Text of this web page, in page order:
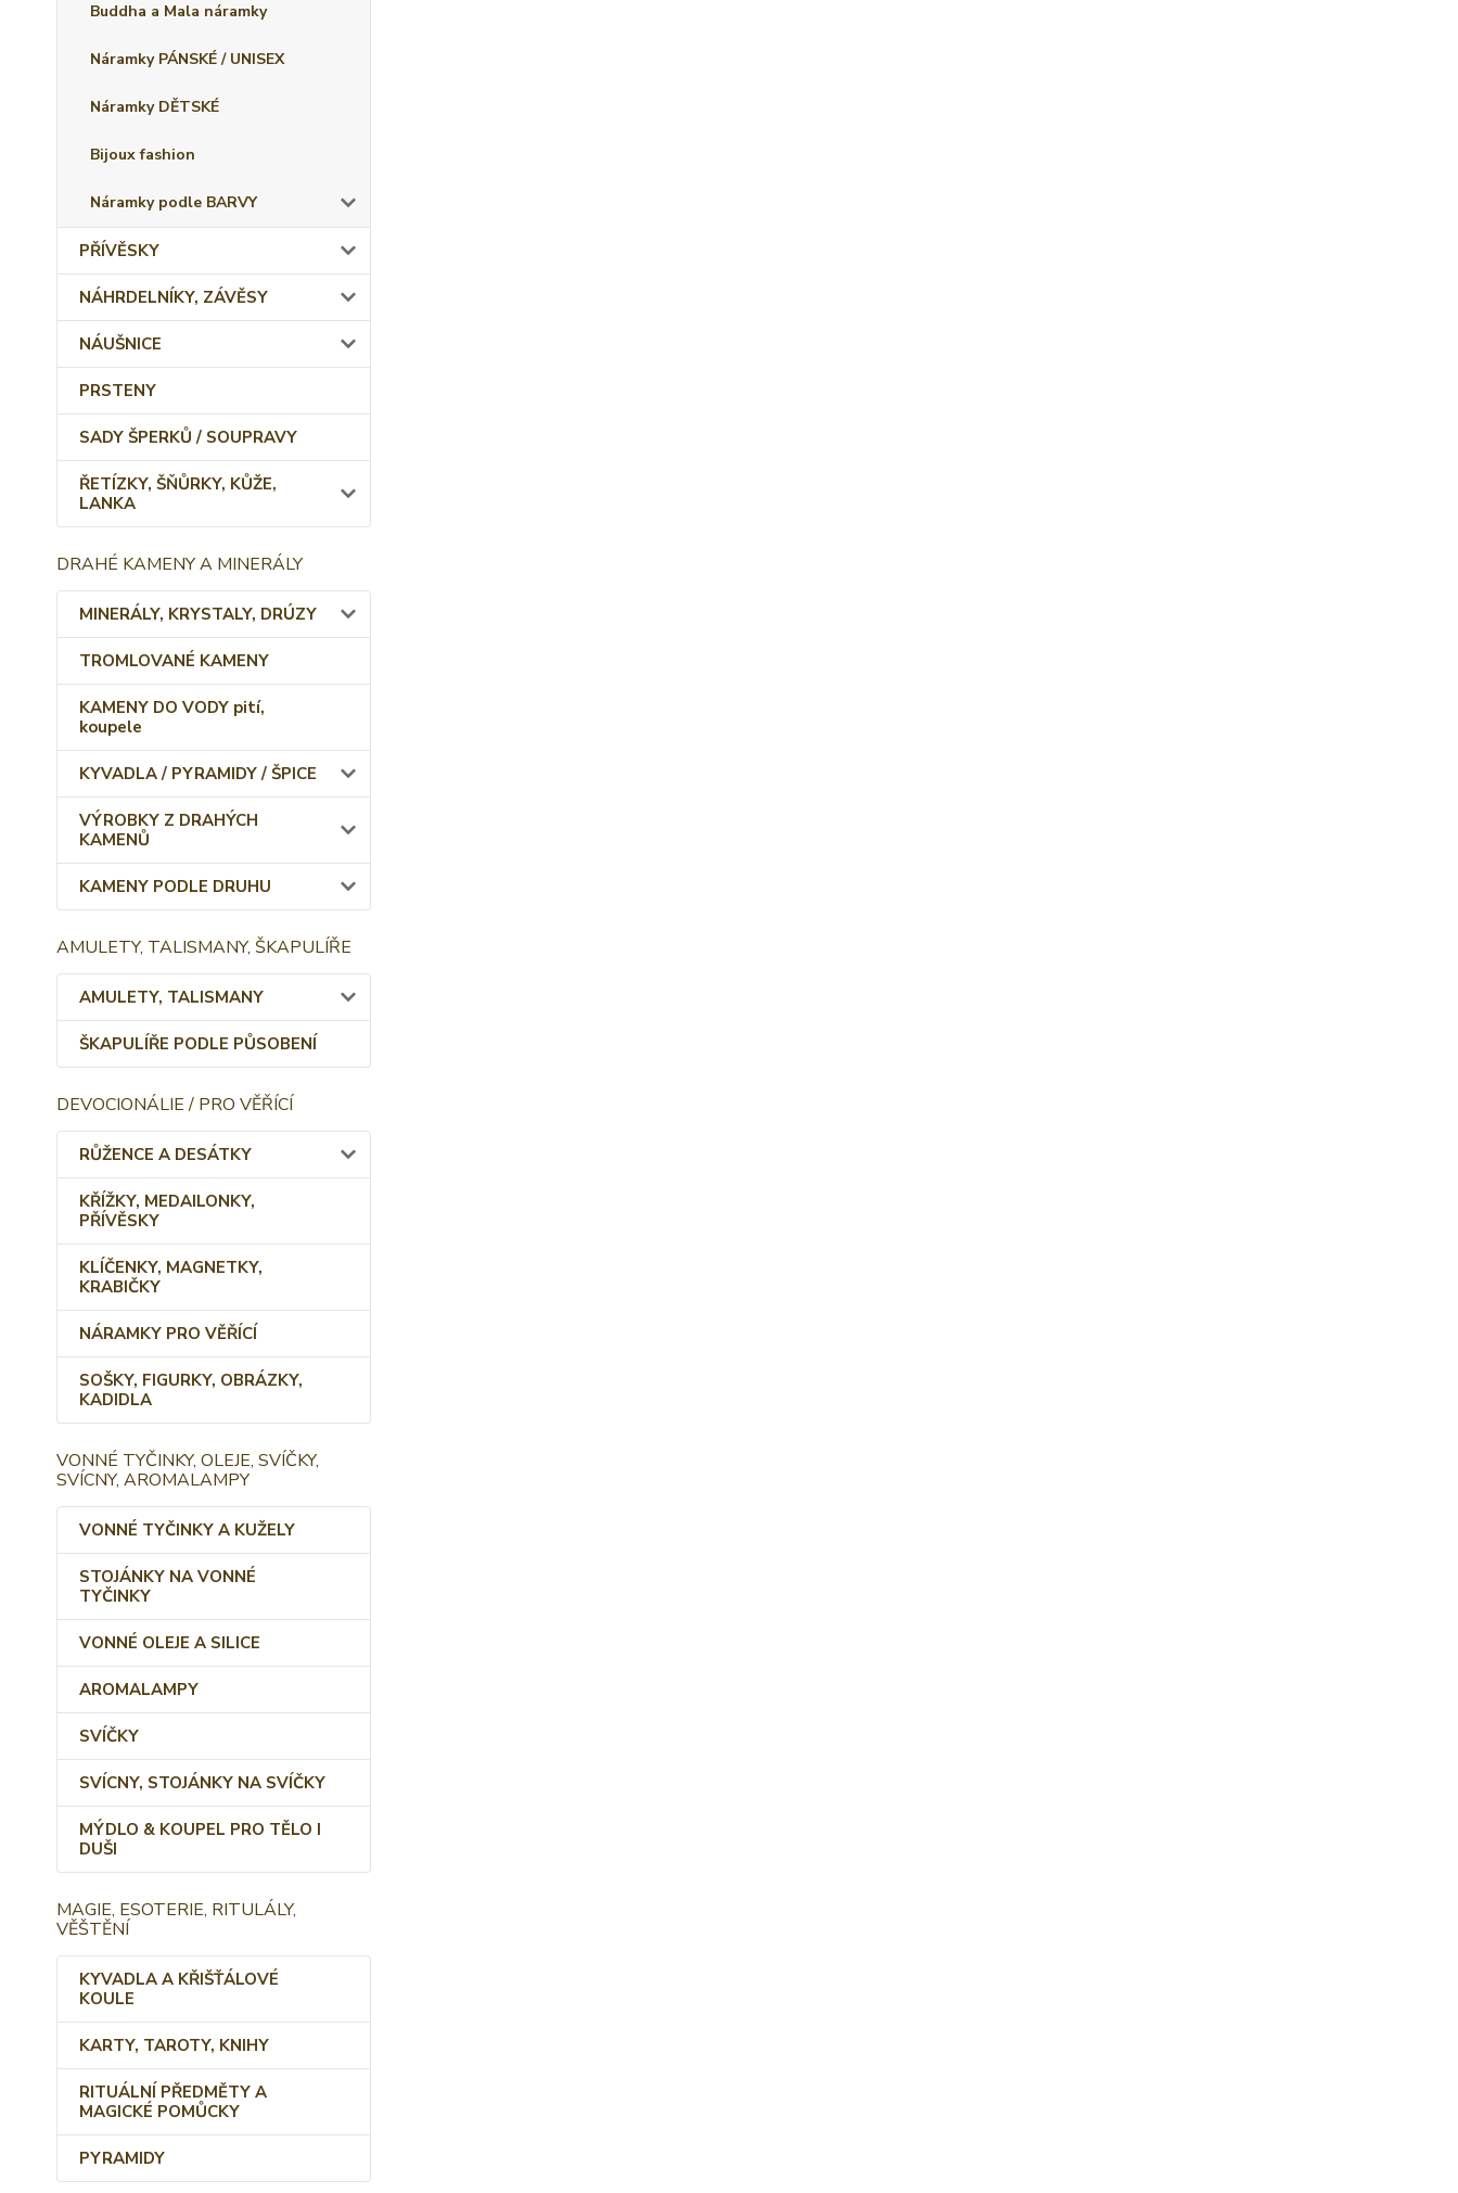
Buddha a Mala náramky
Náramky PÁNSKÉ / UNISEX
Náramky DĚTSKÉ
Bijoux fashion
Náramky podle BARVY
PŘÍVĚSKY
NÁHRDELNÍKY, ZÁVĚSY
NÁUŠNICE
PRSTENY
SADY ŠPERKŮ / SOUPRAVY
ŘETÍZKY, ŠŇŮRKY, KŮŽE,
LANKA
DRAHÉ KAMENY A MINERÁLY
MINERÁLY, KRYSTALY, DRÚZY
TROMLOVANÉ KAMENY
KAMENY DO VODY pití,
koupele
KYVADLA / PYRAMIDY / ŠPICE
VÝROBKY Z DRAHÝCH
KAMENŮ
KAMENY PODLE DRUHU
AMULETY, TALISMANY, ŠKAPULÍŘE
AMULETY, TALISMANY
ŠKAPULÍŘE PODLE PŮSOBENÍ
DEVOCIONÁLIE / PRO VĚŘÍCÍ
RŮŽENCE A DESÁTKY
KŘÍŽKY, MEDAILONKY,
PŘÍVĚSKY
KLÍČENKY, MAGNETKY,
KRABIČKY
NÁRAMKY PRO VĚŘÍCÍ
SOŠKY, FIGURKY, OBRÁZKY,
KADIDLA
VONNÉ TYČINKY, OLEJE, SVÍČKY,
SVÍCNY, AROMALAMPY
VONNÉ TYČINKY A KUŽELY
STOJÁNKY NA VONNÉ
TYČINKY
VONNÉ OLEJE A SILICE
AROMALAMPY
SVÍČKY
SVÍCNY, STOJÁNKY NA SVÍČKY
MÝDLO & KOUPEL PRO TĚLO I
DUŠI
MAGIE, ESOTERIE, RITULÁLY,
VĚŠTĚNÍ
KYVADLA A KŘIŠŤÁLOVÉ
KOULE
KARTY, TAROTY, KNIHY
RITUÁLNÍ PŘEDMĚTY A
MAGICKÉ POMŮCKY
PYRAMIDY